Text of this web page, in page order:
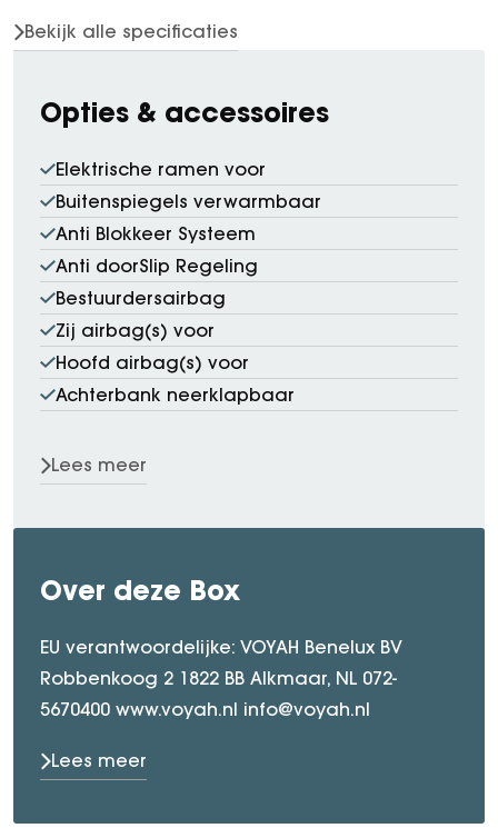
Bekijk alle specificaties
Opties & accessoires
Elektrische ramen voor
Buitenspiegels verwarmbaar
Anti Blokkeer Systeem
Anti doorSlip Regeling
Bestuurdersairbag
Zij airbag(s) voor
Hoofd airbag(s) voor
Achterbank neerklapbaar
Lees meer
Over deze Box
EU verantwoordelijke: VOYAH Benelux BV
Robbenkoog 2 1822 BB Alkmaar, NL 072-
5670400 www.voyah.nl info@voyah.nl
Lees meer